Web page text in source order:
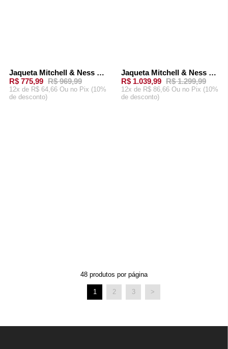
-20%
Jaqueta Mitchell & Ness NBA Throw It Back Full Zip Windbreaker Chicago Bulls Vermelha
R$ 775,99 R$ 969,99
12x de R$ 64,66 Ou no Pix (10%
de desconto)
-20%
Jaqueta Mitchell & Ness Windbreaker NBA Highlight Reel Toronto Raptors Roxa
R$ 1.039,99 R$ 1.299,99
12x de R$ 86,66 Ou no Pix (10%
de desconto)
48 produtos por página
1 2 3 >